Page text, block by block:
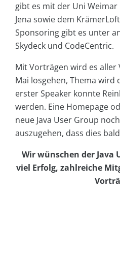
gibt es mit der Uni
Jena sowie dem
Sponsoring gibt es unter
Skydeck und CodeCentric.
Mit Vorträgen wird es aller
Mai losgehen, Thema wird
erster Speaker konnte
werden. Eine Homepage
neue Java User Group
auszugehen, dass dies
Wir wünschen der Java
viel Erfolg, zahlreiche